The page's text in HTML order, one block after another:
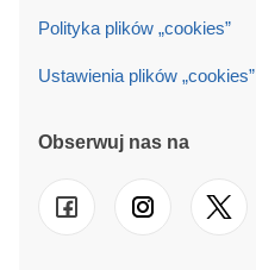
Polityka plików „cookies”
Ustawienia plików „cookies”
Obserwuj nas na